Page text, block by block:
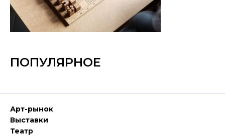
ПОПУЛЯРНОЕ
Арт-рынок
Выставки
Театр